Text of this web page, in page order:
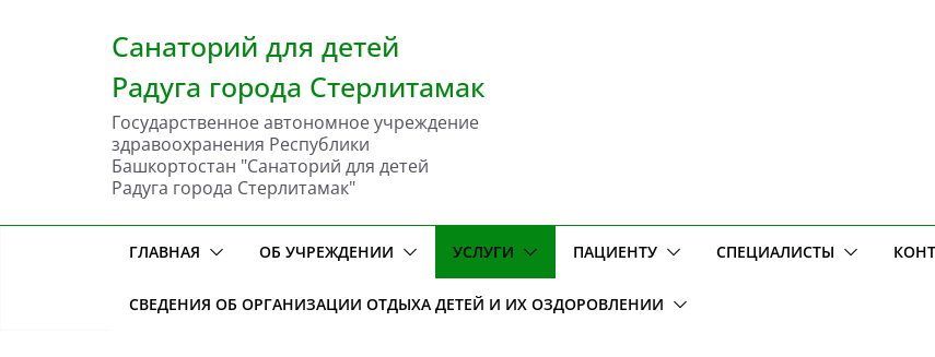
Санаторий для детей
Радуга города Стерлитамак
Государственное автономное учреждение
здравоохранения Республики
Башкортостан "Санаторий для детей
Радуга города Стерлитамак"
ГЛАВНАЯ ОБ УЧРЕЖДЕНИИ УСЛУГИ ПАЦИЕНТУ СПЕЦИАЛИСТЫ
СВЕДЕНИЯ ОБ ОРГАНИЗАЦИИ ОТДЫХА ДЕТЕЙ И ИХ ОЗДОРОВЛЕНИИ